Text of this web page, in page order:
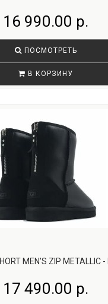
16 990.00 р.
ПОСМОТРЕТЬ
В КОРЗИНУ
MEN'S ZIP METALLIC -
17 490.00 р.